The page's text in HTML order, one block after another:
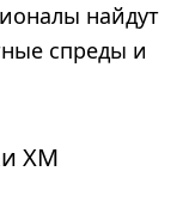
найдут
спреды и
XM